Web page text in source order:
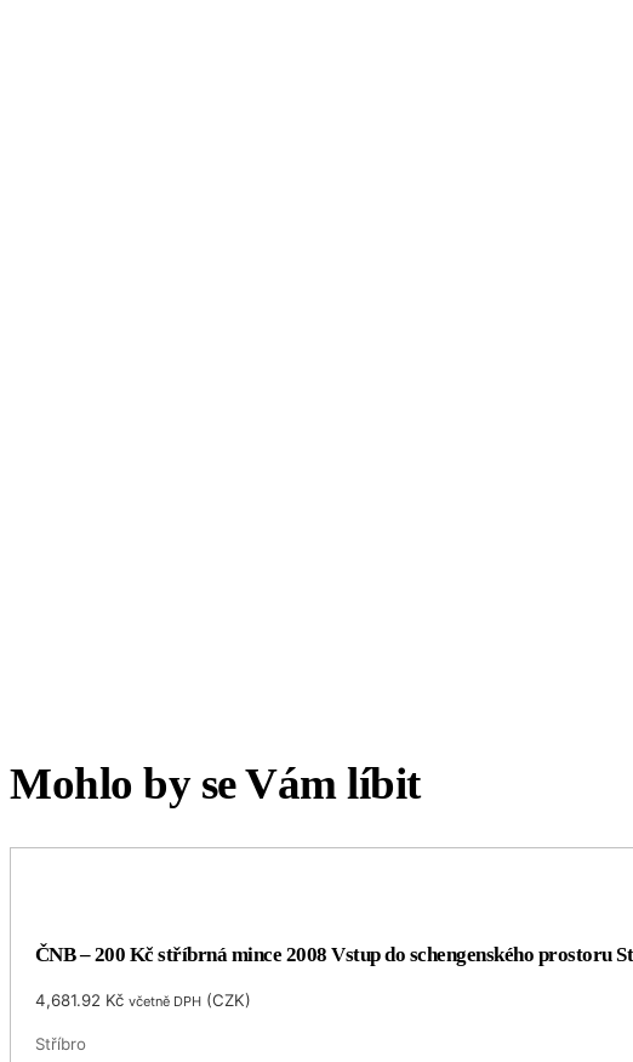
Mohlo by se Vám líbit
ČNB – 200 Kč stříbrná mince 2008 Vstup do schengenského prostoru
4,681.92 Kč včetně DPH(CZK)
Stříbro